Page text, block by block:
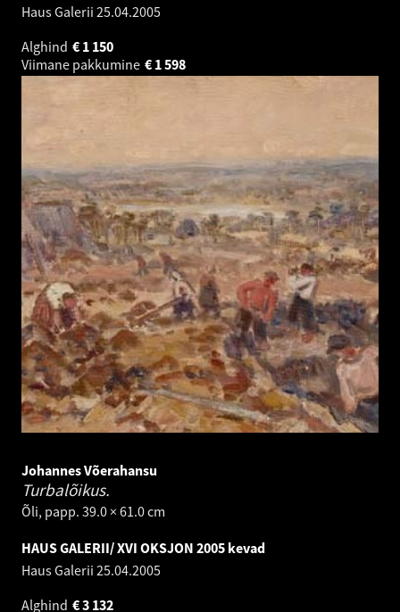
Haus Galerii 25.04.2005
Alghind
1 150
€
Viimane pakkumine
1 598
€
Johannes Võerahansu
Turbalõikus.
Õli, papp. 39.0 × 61.0 cm
HAUS GALERII/ XVI OKSJON 2005 kevad
Haus Galerii 25.04.2005
Alghind
3 132
€